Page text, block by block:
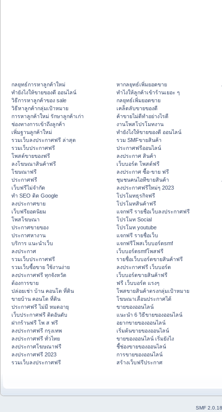
กลยุทธ์การหาลูกค้าใหม่
ทํายังไงให้ขายของดี ออนไลน์
วิธีการหาลูกค้าของ sale
วิธีหาลูกค้ากลุ่มเป้าหมาย
การหาลูกค้าใหม่ รักษาลูกค้าเก่า
ช่องทางการเข้าถึงลูกค้า
เพิ่มฐานลูกค้าใหม่
รวมเว็บลงประกาศฟรี ล่าสุด
รวมเว็บประกาศฟรี
โพสต์ขายของฟรี
ลงโฆษณาสินค้าฟรี
โฆษณาฟรี
ประกาศฟรี
เว็บฟรีไม่จำกัด
ทำ SEO ติด Google
ลงประกาศขาย
เว็บฟรียอดนิยม
โพสโฆษณา
ประกาศขายของ
ประกาศหางาน
บริการ แนะนำเว็บ
ลงประกาศ
รวมเว็บประกาศฟรี
รวมเว็บซื้อขาย ใช้งานง่าย
ลงประกาศฟรี ทุกจังหวัด
ต้องการขาย
ปล่อยเช่า บ้าน คอนโด ที่ดิน
ขายบ้าน คอนโด ที่ดิน
ประกาศฟรี ไม่มี หมดอายุ
เว็บประกาศฟรี ติดอันดับ
ฝากร้านฟรี โพ ส ฟรี
ลงประกาศฟรี กรุงเทพ
ลงประกาศฟรี ทั่วไทย
ลงประกาศโฆษณาฟรี
ลงประกาศฟรี 2023
รวมเว็บลงประกาศฟรี
หากลยุทธ์เพิ่มยอดขาย
ทําไงให้ลูกค้าเข้าร้านเยอะ ๆ
กลยุทธ์เพิ่มยอดขาย
เคล็ดลับขายของดี
ค้าขายไม่ดีทำอย่างไรดี
งานโพสโปรโมทงาน
ทํายังไงให้ขายของดี ออนไลน์
รวม SMFขายสินค้า
ประกาศฟรีออนไลน์
ลงประกาศ สินค้า
เว็บบอร์ด โพสต์ฟรี
ลงประกาศ ซื้อ-ขาย ฟรี
ชุมชนคนไอทีขายสินค้า
ลงประกาศฟรีใหม่ๆ 2023
โปรโมทธุรกิจฟรี
โปรโมทสินค้าฟรี
แจกฟรี รายชื่อเว็บลงประกาศฟรี
โปรโมท Social
โปรโมท youtube
แจกฟรี รายชื่อเว็บ
แจกฟรีโพสเว็บบอร์ดsmf
เว็บบอร์ดsmfโพสฟรี
รายชื่อเว็บบอร์ดขายสินค้าฟรี
ลงประกาศฟรี เว็บบอร์ด
เว็บบอร์ดขายสินค้าฟรี
ฟรี เว็บบอร์ด แรงๆ
โพสขายสินค้าตรงกลุ่มเป้าหมาย
โฆษณาเลื่อนประกาศได้
ขายของออนไลน์
แนะนำ 6 วิธีขายของออนไลน์
อยากขายของออนไลน์
เริ่มต้นขายของออนไลน์
ขายของออนไลน์ เริ่มยังไง
ชี้ช่องขายของออนไลน์
การขายของออนไลน์
สร้างเว็บฟรีประกาศ
SMF 2.0.18